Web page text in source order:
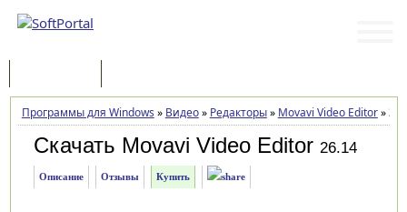
Программы для Windows » Видео» Редакторы» Movavi Video Editor»
Скачать Movavi Video Editor 26.14
Описание Отзывы Купить